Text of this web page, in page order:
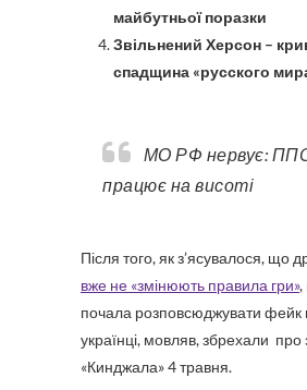
майбутньої поразки
Звільнений Херсон –
спадщина «русского
МО РФ нервує: ППО ЗСУ
працює на висоті
Після того, як з’ясувалося, що
вже не «змінюють правила гри»,
почала розповсюджувати фейк
українці, мовляв, збрехали про
«Кинджала» 4 травня.